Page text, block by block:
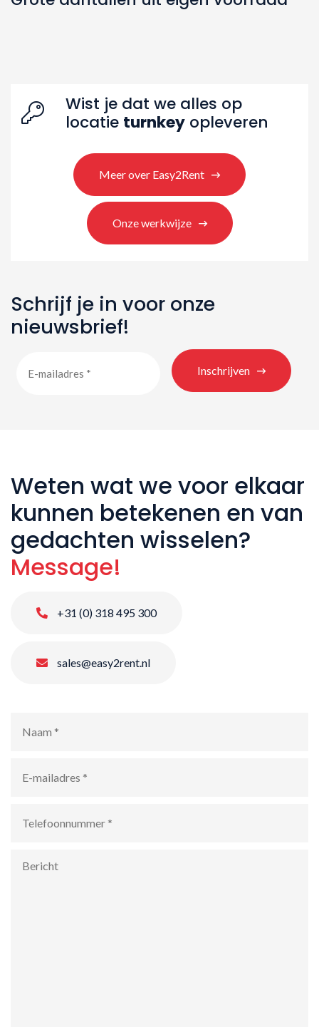
Wist je dat we alles op
locatie turnkey opleveren
Meer over Easy2Rent
Onze werkwijze
Schrijf je in voor onze
nieuwsbrief!
Inschrijven
Weten wat we voor elkaar
kunnen betekenen en van
gedachten wisselen?
Message!
+31 (0) 318 495 300
sales@easy2rent.nl
mailadres *
Zoeken naar producten